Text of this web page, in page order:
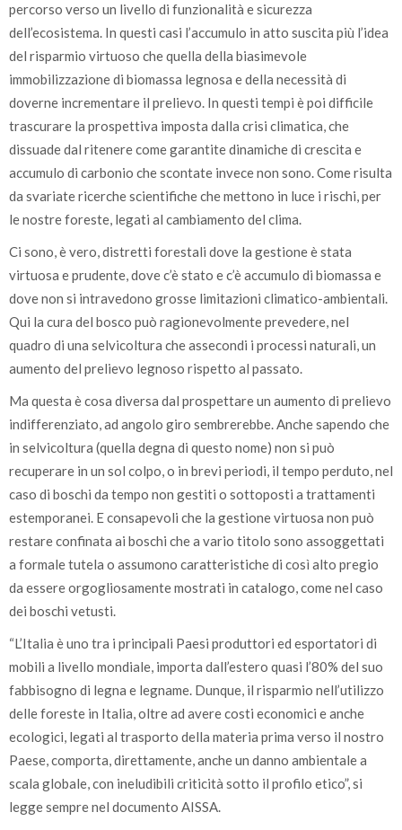
percorso verso un livello di funzionalità e sicurezza
dell’ecosistema. In questi casi l’accumulo in atto suscita più l’idea
del risparmio virtuoso che quella della biasimevole
immobilizzazione di biomassa legnosa e della necessità di
doverne incrementare il prelievo. In questi tempi è poi difficile
trascurare la prospettiva imposta dalla crisi climatica, che
dissuade dal ritenere come garantite dinamiche di crescita e
accumulo di carbonio che scontate invece non sono. Come risulta
da svariate ricerche scientifiche che mettono in luce i rischi, per
le nostre foreste, legati al cambiamento del clima.
Ci sono, è vero, distretti forestali dove la gestione è stata
virtuosa e prudente, dove c’è stato e c’è accumulo di biomassa e
dove non si intravedono grosse limitazioni climatico-ambientali.
Qui la cura del bosco può ragionevolmente prevedere, nel
quadro di una selvicoltura che assecondi i processi naturali, un
aumento del prelievo legnoso rispetto al passato.
Ma questa è cosa diversa dal prospettare un aumento di prelievo
indifferenziato, ad angolo giro sembrerebbe. Anche sapendo che
in selvicoltura (quella degna di questo nome) non si può
recuperare in un sol colpo, o in brevi periodi, il tempo perduto, nel
caso di boschi da tempo non gestiti o sottoposti a trattamenti
estemporanei. E consapevoli che la gestione virtuosa non può
restare confinata ai boschi che a vario titolo sono assoggettati
a formale tutela o assumono caratteristiche di così alto pregio
da essere orgogliosamente mostrati in catalogo, come nel caso
dei boschi vetusti.
“L’Italia è uno tra i principali Paesi produttori ed esportatori di
mobili a livello mondiale, importa dall’estero quasi l’80% del suo
fabbisogno di legna e legname. Dunque, il risparmio nell’utilizzo
delle foreste in Italia, oltre ad avere costi economici e anche
ecologici, legati al trasporto della materia prima verso il nostro
Paese, comporta, direttamente, anche un danno ambientale a
scala globale, con ineludibili criticità sotto il profilo etico”, si
legge sempre nel documento AISSA.